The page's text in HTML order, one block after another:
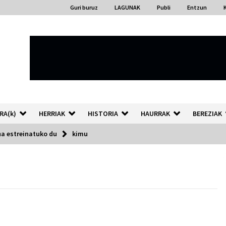
Guri buruz LAGUNAK Publi Entzun
HERRIAK HISTORIA HAURRAK BEREZIAK
estreinatuko du kimu